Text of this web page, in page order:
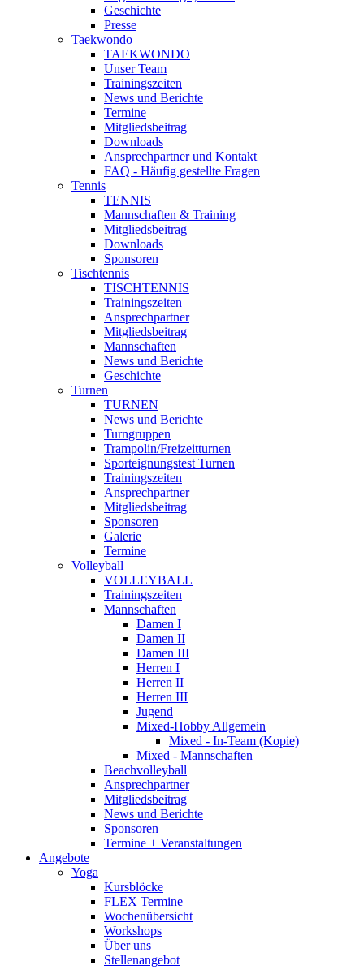
Geschichte
Presse
Taekwondo
TAEKWONDO
Unser Team
Trainingszeiten
News und Berichte
Termine
Mitgliedsbeitrag
Downloads
Ansprechpartner und Kontakt
FAQ - Häufig gestellte Fragen
Tennis
TENNIS
Mannschaften & Training
Mitgliedsbeitrag
Downloads
Sponsoren
Tischtennis
TISCHTENNIS
Trainingszeiten
Ansprechpartner
Mitgliedsbeitrag
Mannschaften
News und Berichte
Geschichte
Turnen
TURNEN
News und Berichte
Turngruppen
Trampolin/Freizeitturnen
Sporteignungstest Turnen
Trainingszeiten
Ansprechpartner
Mitgliedsbeitrag
Sponsoren
Galerie
Termine
Volleyball
VOLLEYBALL
Trainingszeiten
Mannschaften
Damen I
Damen II
Damen III
Herren I
Herren II
Herren III
Jugend
Mixed-Hobby Allgemein
Mixed - In-Team (Kopie)
Mixed - Mannschaften
Beachvolleyball
Ansprechpartner
Mitgliedsbeitrag
News und Berichte
Sponsoren
Termine + Veranstaltungen
Angebote
Yoga
Kursblöcke
FLEX Termine
Wochenübersicht
Workshops
Über uns
Stellenangebot